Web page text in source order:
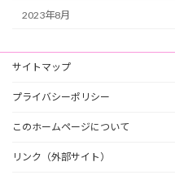
2023年8月
サイトマップ
プライバシーポリシー
このホームページについて
リンク（外部サイト）